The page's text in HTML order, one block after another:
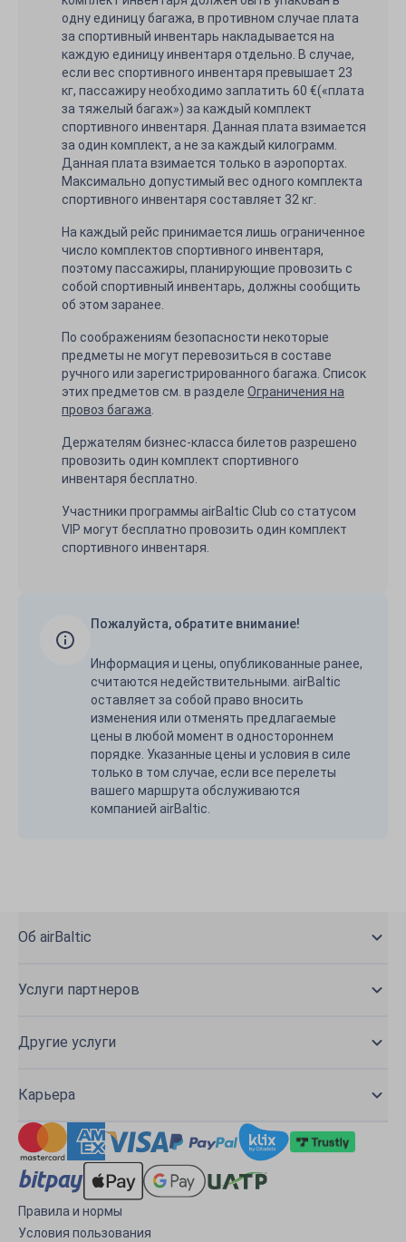
одну единицу багажа, в противном случае плата
за спортивный инвентарь накладывается на
каждую единицу инвентаря отдельно. В случае,
если вес спортивного инвентаря превышает 23
кг, пассажиру необходимо заплатить 60 €(«плата
за тяжелый багаж») за каждый комплект
спортивного инвентаря. Данная плата взимается
за один комплект, а не за каждый килограмм.
Данная плата взимается только в аэропортах.
Максимально допустимый вес одного комплекта
спортивного инвентаря составляет 32 кг.
На каждый рейс принимается лишь ограниченное
число комплектов спортивного инвентаря,
поэтому пассажиры, планирующие провозить с
собой спортивный инвентарь, должны сообщить
об этом заранее.
По соображениям безопасности некоторые
предметы не могут перевозиться в составе
ручного или зарегистрированного багажа. Список
этих предметов см. в разделе Ограничения на
провоз багажа
Держателям бизнес-классa билетов разрешено
провозить один комплект спортивного
инвентаря бесплатно.
Участники программы airBaltic Club со статусом
VIP могут бесплатно провозить один комплект
спортивного инвентаря.
Пожалуйста, обратите внимание!
Информация и цены, опубликованные ранее,
считаются недействительными. airBaltic
оставляет за собой право вносить
изменения или отменять предлагаемые
цены в любой момент в одностороннем
порядке. Указанные цены и условия в силе
только в том случае, если все перелеты
вашего маршрута обслуживаются
компанией airBaltic.
Об airBaltic
Услуги партнеров
Другие услуги
Карьера
Правила и нормы
Условия пользования